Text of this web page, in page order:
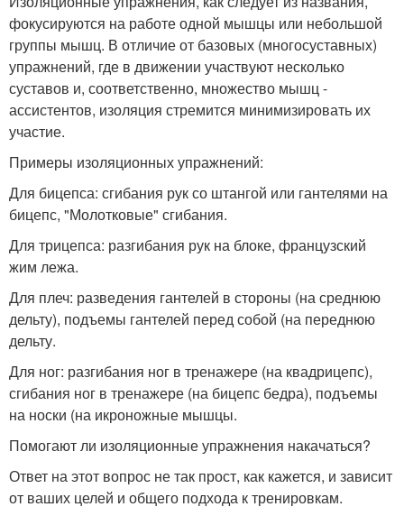
фокусируются на работе одной мышцы или небольшой
группы мышц. В отличие от базовых (многосуставных)
упражнений, где в движении участвуют несколько
суставов и, соответственно, множество мышц -
ассистентов, изоляция стремится минимизировать их
участие.
Примеры изоляционных упражнений:
Для бицепса: сгибания рук со штангой или гантелями на
бицепс, "Молотковые" сгибания.
Для трицепса: разгибания рук на блоке, французский
жим лежа.
Для плеч: разведения гантелей в стороны (на среднюю
дельту), подъемы гантелей перед собой (на переднюю
дельту.
Для ног: разгибания ног в тренажере (на квадрицепс),
сгибания ног в тренажере (на бицепс бедра), подъемы
на носки (на икроножные мышцы.
Помогают ли изоляционные упражнения накачаться?
Ответ на этот вопрос не так прост, как кажется, и зависит
от ваших целей и общего подхода к тренировкам.